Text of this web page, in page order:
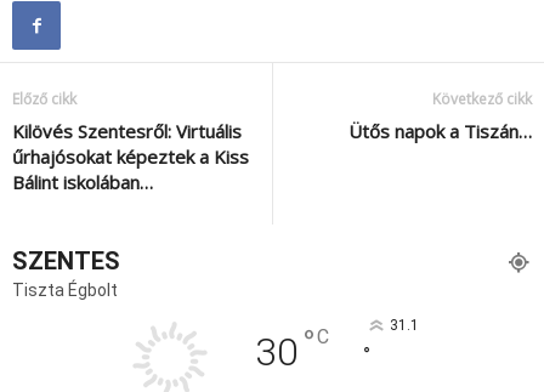
Előző cikk
Kilövés Szentesről: Virtuális
űrhajósokat képeztek a Kiss
Bálint iskolában…
Következő cikk
Ütős napok a Tiszán…
SZENTES
Tiszta Égbolt
30 °C 31.1
°